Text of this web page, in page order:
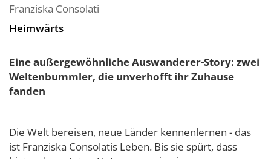
Franziska Consolati
Heimwärts
Eine außergewöhnliche Auswanderer-Story: zwei
Weltenbummler, die unverhofft ihr Zuhause
fanden
Die Welt bereisen, neue Länder kennenlernen - das
ist Franziska Consolatis Leben. Bis sie spürt, dass